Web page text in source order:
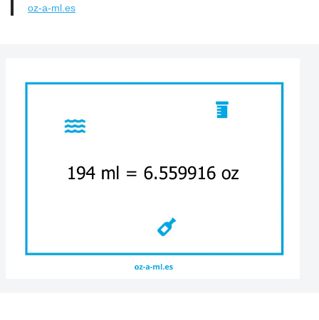
oz-a-ml.es